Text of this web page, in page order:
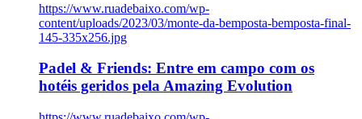
https://www.ruadebaixo.com/wp-
content/uploads/2023/03/monte-da-bemposta-bemposta-final-
145-335x256.jpg
Padel & Friends: Entre em campo com os
hotéis geridos pela Amazing Evolution